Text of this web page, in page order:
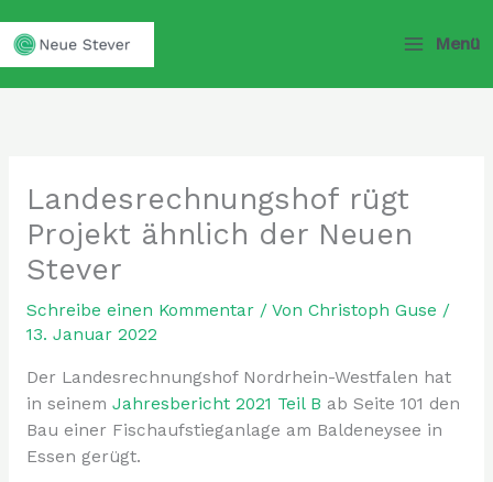
Inhalt
springen
Menü
Landesrechnungshof rügt
Projekt ähnlich der Neuen
Stever
Schreibe einen Kommentar / Von Christoph Guse /
13. Januar 2022
Der Landesrechnungshof Nordrhein-Westfalen hat
in seinem Jahresbericht 2021 Teil B ab Seite 101 den
Bau einer Fischaufstieganlage am Baldeneysee in
Essen gerügt.